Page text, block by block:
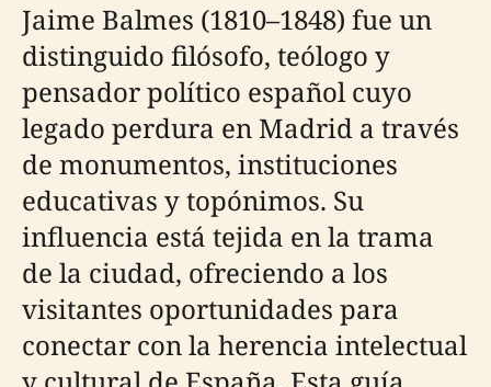
Jaime Balmes (1810–1848) fue un
distinguido filósofo, teólogo y
pensador político español cuyo
legado perdura en Madrid a través
de monumentos, instituciones
educativas y topónimos. Su
influencia está tejida en la trama
de la ciudad, ofreciendo a los
visitantes oportunidades para
conectar con la herencia intelectual